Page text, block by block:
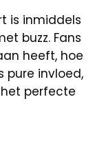
is inmiddels
buzz. Fans
heeft, hoe
pure invloed,
perfecte